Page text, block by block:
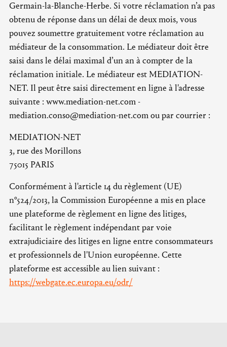
Germain-la-Blanche-Herbe. Si votre réclamation n’a pas
obtenu de réponse dans un délai de deux mois, vous
pouvez soumettre gratuitement votre réclamation au
médiateur de la consommation. Le médiateur doit être
saisi dans le délai maximal d’un an à compter de la
réclamation initiale. Le médiateur est MEDIATION-
NET. Il peut être saisi directement en ligne à l'adresse
suivante : www.mediation-net.com -
mediation.conso@mediation-net.com ou par courrier :
MEDIATION-NET
3, rue des Morillons
75015 PARIS
Conformément à l'article 14 du règlement (UE)
n°524/2013, la Commission Européenne a mis en place
une plateforme de règlement en ligne des litiges,
facilitant le règlement indépendant par voie
extrajudiciaire des litiges en ligne entre consommateurs
et professionnels de l'Union européenne. Cette
plateforme est accessible au lien suivant :
https://webgate.ec.europa.eu/odr/